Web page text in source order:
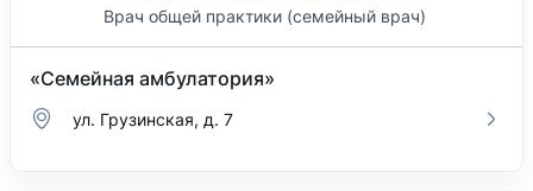
Врач общей практики (семейный врач)
«Семейная амбулатория»
ул. Грузинская, д. 7